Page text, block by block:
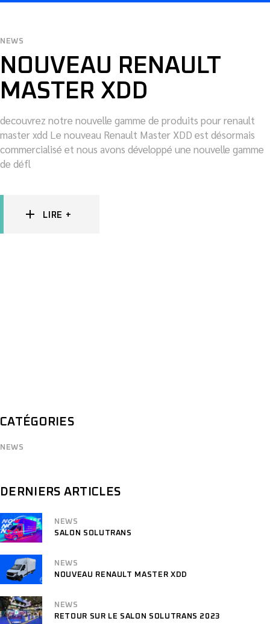
NEWS
NOUVEAU RENAULT
MASTER XDD
decouvrez notre nouvelle gamme de produits pour renault
master xdd Le nouveau Renault Master XDD est désormais
commercialisé et nous avons développé une nouvelle gamme
de défl
LIRE +
CATÉGORIES
NEWS
DERNIERS ARTICLES
NEWS
SALON SOLUTRANS
NEWS
NOUVEAU RENAULT MASTER XDD
NEWS
RETOUR SUR LE SALON SOLUTRANS 2023